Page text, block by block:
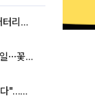
포스코퓨처엠, LFP 시장 뚫었다…배터리사와 대규모 장기 공급 합의
아옳이, 한의사 김형배와 벌써 200일⋯꽃다발 들고 "프러포즈 아냐"
추미애 "복지가 아니라 도민이 늘었다"…재정난 책임론 정면돌파